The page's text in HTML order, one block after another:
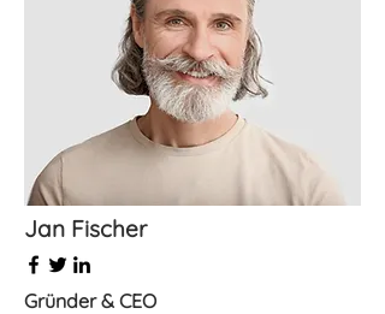
Jan Fischer
Gründer & CEO